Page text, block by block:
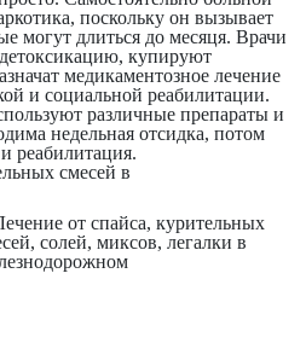
поскольку он вызывает
могут длиться до месяця. Врачи
купируют
медикаментозное лечение
и социальной реабилитации.
различные препараты и
недельная отсидка, потом
реабилитация.
смесей в